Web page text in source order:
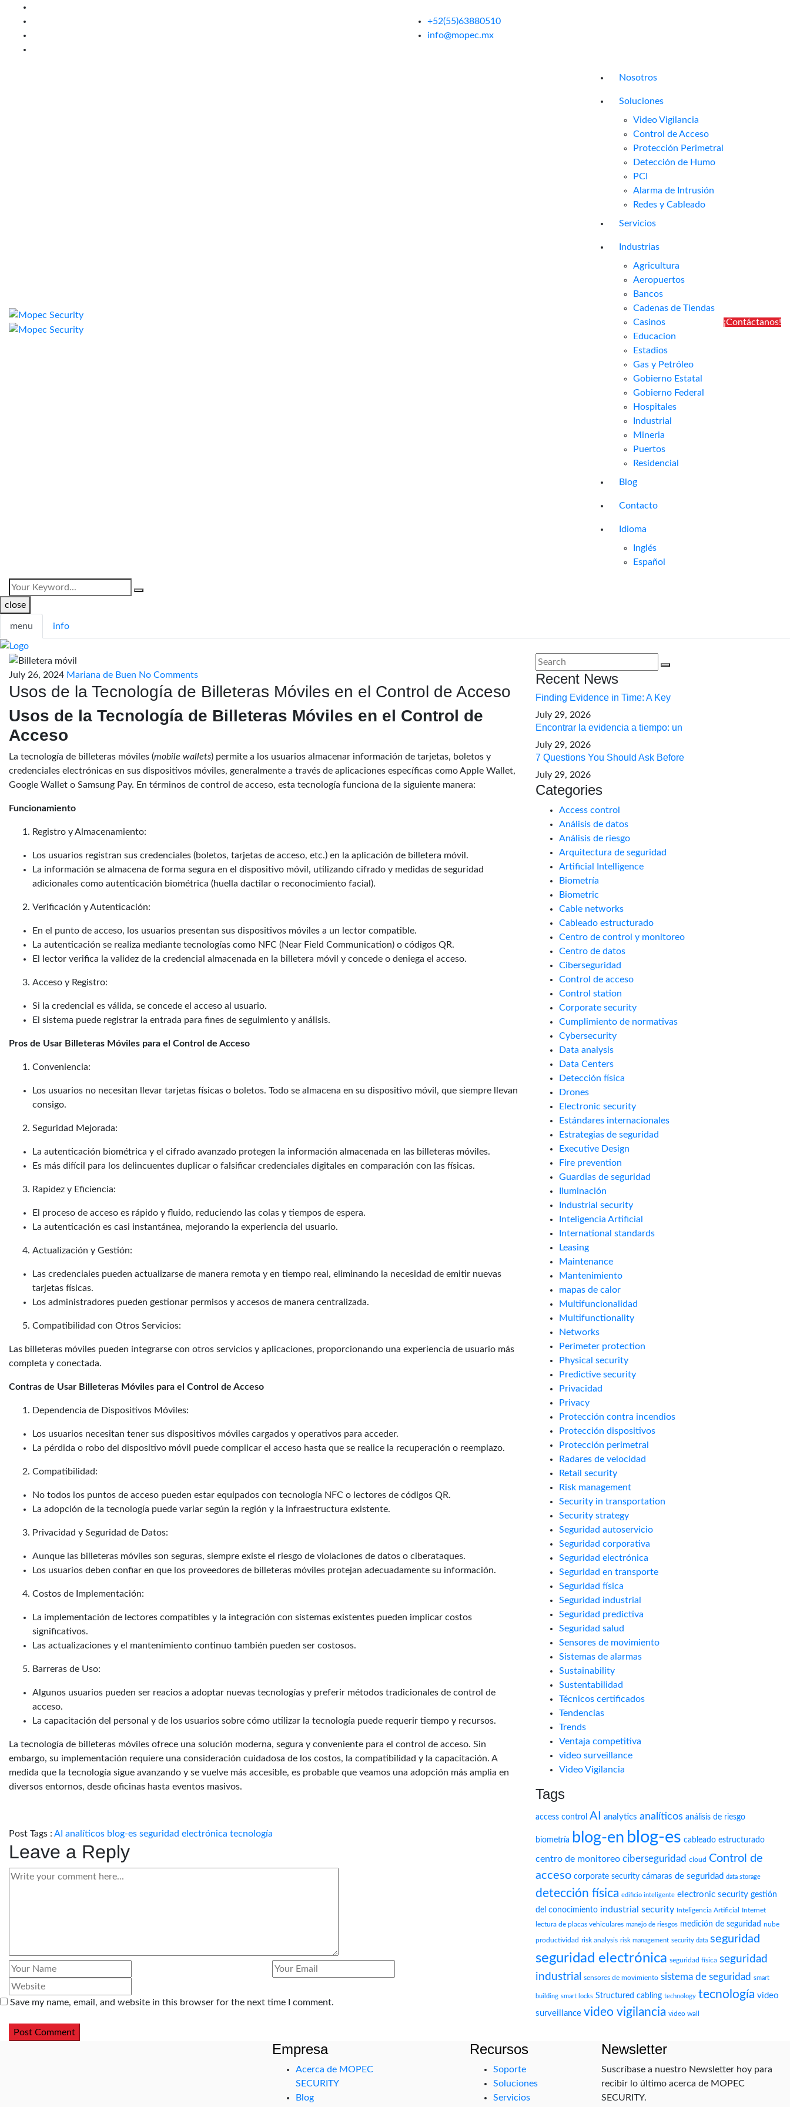
+52(55)63880510
info@mopec.mx
Nosotros
Soluciones
Video Vigilancia
Control de Acceso
Protección Perimetral
Detección de Humo
PCI
Alarma de Intrusión
Redes y Cableado
Servicios
Industrias
Agricultura
Aeropuertos
Bancos
Cadenas de Tiendas
Casinos
Educacion
Estadios
Gas y Petróleo
Gobierno Estatal
Gobierno Federal
Hospitales
Industrial
Mineria
Puertos
Residencial
Blog
Contacto
Idioma
Inglés
Español
¡Contáctanos!
close
menu info
July 26, 2024 Mariana de Buen No Comments
Usos de la Tecnología de Billeteras Móviles en el Control de Acceso
Usos de la Tecnología de Billeteras Móviles en el Control de
Acceso
La tecnología de billeteras móviles (mobile wallets) permite a los usuarios almacenar información de tarjetas, boletos y
credenciales electrónicas en sus dispositivos móviles, generalmente a través de aplicaciones específicas como Apple Wallet,
Google Wallet o Samsung Pay. En términos de control de acceso, esta tecnología funciona de la siguiente manera:
Funcionamiento
Registro y Almacenamiento:
Los usuarios registran sus credenciales (boletos, tarjetas de acceso, etc.) en la aplicación de billetera móvil.
La información se almacena de forma segura en el dispositivo móvil, utilizando cifrado y medidas de seguridad
adicionales como autenticación biométrica (huella dactilar o reconocimiento facial).
Verificación y Autenticación:
En el punto de acceso, los usuarios presentan sus dispositivos móviles a un lector compatible.
La autenticación se realiza mediante tecnologías como NFC (Near Field Communication) o códigos QR.
El lector verifica la validez de la credencial almacenada en la billetera móvil y concede o deniega el acceso.
Acceso y Registro:
Si la credencial es válida, se concede el acceso al usuario.
El sistema puede registrar la entrada para fines de seguimiento y análisis.
Pros de Usar Billeteras Móviles para el Control de Acceso
Conveniencia:
Los usuarios no necesitan llevar tarjetas físicas o boletos. Todo se almacena en su dispositivo móvil, que siempre llevan
consigo.
Seguridad Mejorada:
La autenticación biométrica y el cifrado avanzado protegen la información almacenada en las billeteras móviles.
Es más difícil para los delincuentes duplicar o falsificar credenciales digitales en comparación con las físicas.
Rapidez y Eficiencia:
El proceso de acceso es rápido y fluido, reduciendo las colas y tiempos de espera.
La autenticación es casi instantánea, mejorando la experiencia del usuario.
Actualización y Gestión:
Las credenciales pueden actualizarse de manera remota y en tiempo real, eliminando la necesidad de emitir nuevas
tarjetas físicas.
Los administradores pueden gestionar permisos y accesos de manera centralizada.
Compatibilidad con Otros Servicios:
Las billeteras móviles pueden integrarse con otros servicios y aplicaciones, proporcionando una experiencia de usuario más
completa y conectada.
Contras de Usar Billeteras Móviles para el Control de Acceso
Dependencia de Dispositivos Móviles:
Los usuarios necesitan tener sus dispositivos móviles cargados y operativos para acceder.
La pérdida o robo del dispositivo móvil puede complicar el acceso hasta que se realice la recuperación o reemplazo.
Compatibilidad:
No todos los puntos de acceso pueden estar equipados con tecnología NFC o lectores de códigos QR.
La adopción de la tecnología puede variar según la región y la infraestructura existente.
Privacidad y Seguridad de Datos:
Aunque las billeteras móviles son seguras, siempre existe el riesgo de violaciones de datos o ciberataques.
Los usuarios deben confiar en que los proveedores de billeteras móviles protejan adecuadamente su información.
Costos de Implementación:
La implementación de lectores compatibles y la integración con sistemas existentes pueden implicar costos
significativos.
Las actualizaciones y el mantenimiento continuo también pueden ser costosos.
Barreras de Uso:
Algunos usuarios pueden ser reacios a adoptar nuevas tecnologías y preferir métodos tradicionales de control de
acceso.
La capacitación del personal y de los usuarios sobre cómo utilizar la tecnología puede requerir tiempo y recursos.
La tecnología de billeteras móviles ofrece una solución moderna, segura y conveniente para el control de acceso. Sin
embargo, su implementación requiere una consideración cuidadosa de los costos, la compatibilidad y la capacitación. A
medida que la tecnología sigue avanzando y se vuelve más accesible, es probable que veamos una adopción más amplia en
diversos entornos, desde oficinas hasta eventos masivos.
Post Tags : AI analíticos blog-es seguridad electrónica tecnología
Leave a Reply
Save my name, email, and website in this browser for the next time I comment.
Post Comment
Recent News
Finding Evidence in Time: A Key
July 29, 2026
Encontrar la evidencia a tiempo: un
July 29, 2026
7 Questions You Should Ask Before
July 29, 2026
Categories
Access control
Análisis de datos
Análisis de riesgo
Arquitectura de seguridad
Artificial Intelligence
Biometría
Biometric
Cable networks
Cableado estructurado
Centro de control y monitoreo
Centro de datos
Ciberseguridad
Control de acceso
Control station
Corporate security
Cumplimiento de normativas
Cybersecurity
Data analysis
Data Centers
Detección física
Drones
Electronic security
Estándares internacionales
Estrategias de seguridad
Executive Design
Fire prevention
Guardias de seguridad
Iluminación
Industrial security
Inteligencia Artificial
International standards
Leasing
Maintenance
Mantenimiento
mapas de calor
Multifuncionalidad
Multifunctionality
Networks
Perimeter protection
Physical security
Predictive security
Privacidad
Privacy
Protección contra incendios
Protección dispositivos
Protección perimetral
Radares de velocidad
Retail security
Risk management
Security in transportation
Security strategy
Seguridad autoservicio
Seguridad corporativa
Seguridad electrónica
Seguridad en transporte
Seguridad física
Seguridad industrial
Seguridad predictiva
Seguridad salud
Sensores de movimiento
Sistemas de alarmas
Sustainability
Sustentabilidad
Técnicos certificados
Tendencias
Trends
Ventaja competitiva
video surveillance
Video Vigilancia
Tags
access control AI analytics analíticos análisis de riesgo
biometría blog-en blog-es cableado estructurado
centro de monitoreo ciberseguridad cloud Control de
acceso corporate security cámaras de seguridad data storage
detección física edificio inteligente electronic security gestión
del conocimiento industrial security Inteligencia Artificial
Internet
lectura de placas vehiculares manejo de riesgos medición de seguridad nube
productividad risk analysis risk management security data seguridad
seguridad electrónica seguridad física seguridad
industrial
sensores de movimiento sistema de seguridad smart
building smart locks Structured cabling technology tecnología video
surveillance video vigilancia video wall
Empresa
Acerca de MOPEC
SECURITY
Blog
Recursos
Soporte
Soluciones
Servicios
Newsletter
Suscríbase a nuestro Newsletter hoy para
recibir lo último acerca de MOPEC
SECURITY.